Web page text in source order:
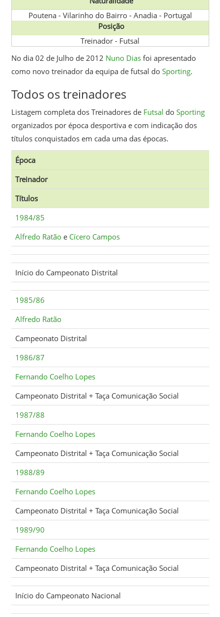
Poutena - Vilarinho do Bairro - Anadia- Portugal
Posição
Treinador - Futsal
No dia 02 de Julho de 2012 Nuno Diasfoi apresentado
como novo treinador da equipa de futsal do Sporting.
Todos os treinadores
Listagem completa dos Treinadores de Futsal do Sporting
organizados por época desportiva e com indicação dos
títulos conquistados em cada uma das épocas.
Época
Treinador
Títulos
1984/85
Alfredo Ratãoe Cícero Campos
Início do Campeonato Distrital
1985/86
Alfredo Ratão
Campeonato Distrital
1986/87
Fernando Coelho Lopes
Campeonato Distrital + Taça Comunicação Social
1987/88
Fernando Coelho Lopes
Campeonato Distrital + Taça Comunicação Social
1988/89
Fernando Coelho Lopes
Campeonato Distrital + Taça Comunicação Social
1989/90
Fernando Coelho Lopes
Campeonato Distrital + Taça Comunicação Social
Início do Campeonato Nacional